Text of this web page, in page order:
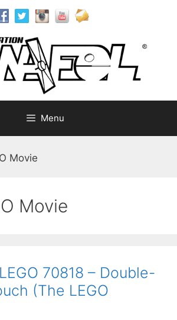
Menu
Movie
Movie
70818 – Double-
(The LEGO